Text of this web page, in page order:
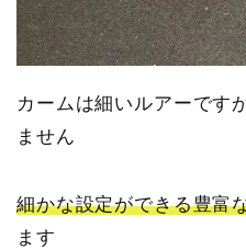
カームは細いルアーです
ません
細かな設定ができる豊富
ます